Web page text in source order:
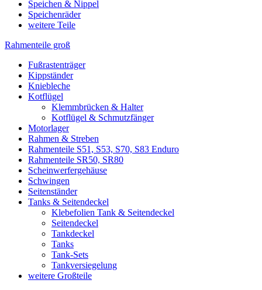
Speichen & Nippel
Speichenräder
weitere Teile
Rahmenteile groß
Fußrastenträger
Kippständer
Kniebleche
Kotflügel
Klemmbrücken & Halter
Kotflügel & Schmutzfänger
Motorlager
Rahmen & Streben
Rahmenteile S51, S53, S70, S83 Enduro
Rahmenteile SR50, SR80
Scheinwerfergehäuse
Schwingen
Seitenständer
Tanks & Seitendeckel
Klebefolien Tank & Seitendeckel
Seitendeckel
Tankdeckel
Tanks
Tank-Sets
Tankversiegelung
weitere Großteile